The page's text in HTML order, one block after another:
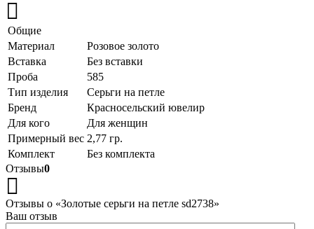
Общие
Материал
Розовое золото
Вставка
Без вставки
Проба
585
Тип изделия
Серьги на петле
Бренд
Красносельский ювелир
Для кого
Для женщин
Примерный вес 2,77 гр.
Комплект
Без комплекта
Отзывы0
Отзывы о «Золотые серьги на петле sd2738»
Ваш отзыв